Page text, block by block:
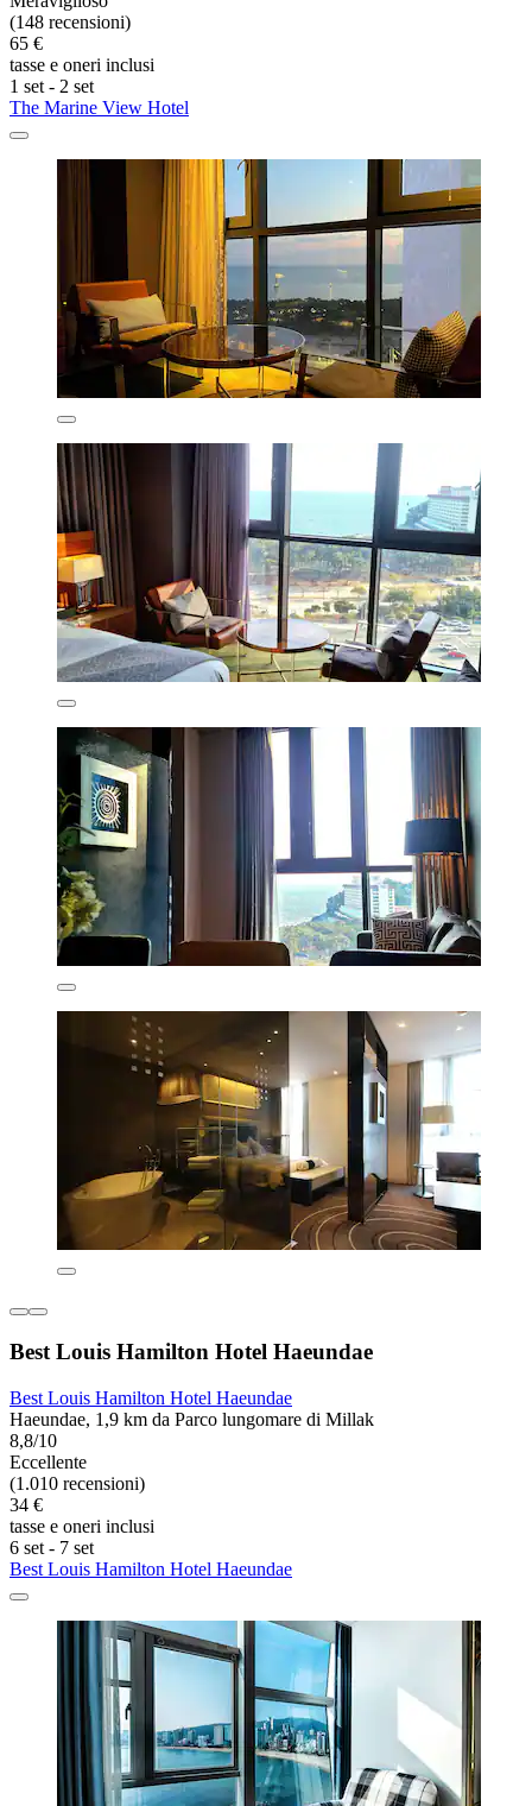
(148 recensioni)
65 €
tasse e oneri inclusi
1 set - 2 set
The Marine View Hotel
Best Louis Hamilton Hotel Haeundae
Best Louis Hamilton Hotel Haeundae
Haeundae, 1,9 km da Parco lungomare di Millak
8,8/10
Eccellente
(1.010 recensioni)
34 €
tasse e oneri inclusi
6 set - 7 set
Best Louis Hamilton Hotel Haeundae